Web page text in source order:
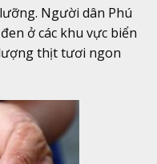
Người dân Phú
ở các khu vực biển
thịt tươi ngon